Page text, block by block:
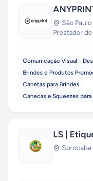
Consultoria
você para
fornecer
Sob Medida:
Qualidade
garantir a
São Paulo
Prestador
Comunicação Visual -
Brindes e Produtos
Canetas para Brindes
Canecas e Squeezes para
LS |
Sorocaba